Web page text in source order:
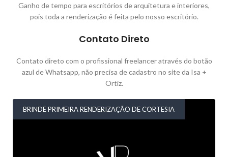
Ganho de tempo para escritórios de arquitetura e interiores,
pois toda a renderização é feita pelo nosso escritório.
Contato Direto
Contato direto com o profissional freelancer através do botão
azul de Whatsapp, não precisa de cadastro no site da Isa +
Ortiz.
BRINDE PRIMEIRA RENDERIZAÇÃO DE CORTESIA